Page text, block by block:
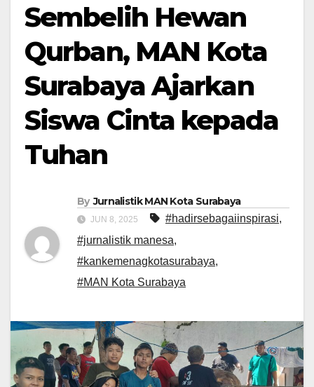
Sembelih Hewan
Qurban, MAN Kota
Surabaya Ajarkan
Siswa Cinta kepada
Tuhan
By Jurnalistik MAN Kota Surabaya
JUN 8, 2025 #hadirsebagaiinspirasi,
#jurnalistik manesa,
#kankemenagkotasurabaya,
#MAN Kota Surabaya